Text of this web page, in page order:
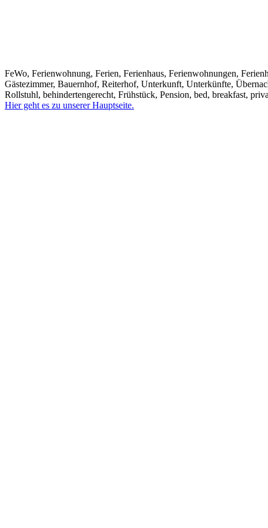
FeWo, Ferienwohnung, Ferien, Ferienhaus, Ferienwohnungen,
Gästezimmer, Bauernhof, Reiterhof, Unterkunft, Unterkünfte,
Rollstuhl, behindertengerecht, Frühstück, Pension, bed, breakfast,
Hier geht es zu unserer Hauptseite.